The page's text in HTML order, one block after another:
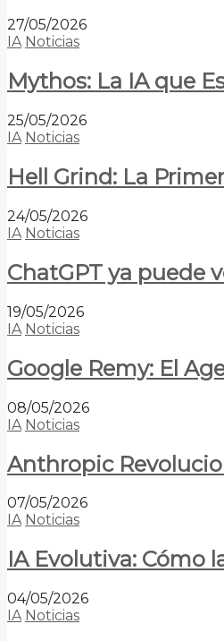
27/05/2026
IA Noticias
Mythos: La IA que
25/05/2026
IA Noticias
Hell Grind: La
24/05/2026
IA Noticias
ChatGPT ya puede
19/05/2026
IA Noticias
Google Remy: El
08/05/2026
IA Noticias
Anthropic
07/05/2026
IA Noticias
IA Evolutiva: Cómo
04/05/2026
IA Noticias